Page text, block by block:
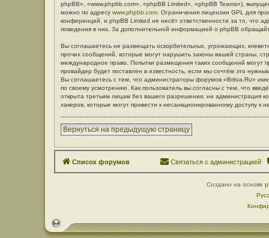
phpBB», «www.phpbb.com», «phpBB Limited», «phpBB Teams»),
можно по адресу www.phpbb.com . Ограничения лицензии GPL для
конференций, и phpBB Limited не несёт ответственности за то, что
поведения в них. За дополнительной информацией о phpBB
Вы соглашаетесь не размещать оскорбительных, угрожающих,
прочих сообщений, которые могут нарушить законы вашей страны,
международное право. Попытки размещения таких сообщений
провайдер будет поставлен в известность, если мы сочтём это
Вы соглашаетесь с тем, что администраторы форумов «Britva.Ru»
по своему усмотрению. Как пользователь вы согласны с тем, что
открыта третьим лицам без вашего разрешения, ни администрация
хакеров, которые могут привести к несанкционированному доступу к
Вернуться на предыдущую страницу
Список форумов Связаться с администрацией
Создано на основе